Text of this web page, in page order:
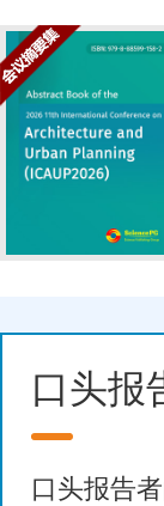
口头报
口头报告